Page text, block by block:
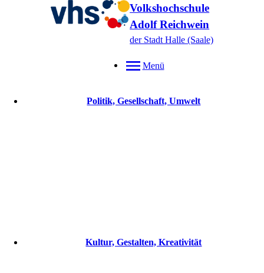
Volkshochschule
Adolf Reichwein
der Stadt Halle (Saale)
Menü
Politik, Gesellschaft, Umwelt
Kultur, Gestalten, Kreativität